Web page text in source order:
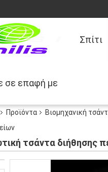
Σπίτι
σε επαφή με
Προϊόντα Βιομηχανική
τσάντα διήθησης